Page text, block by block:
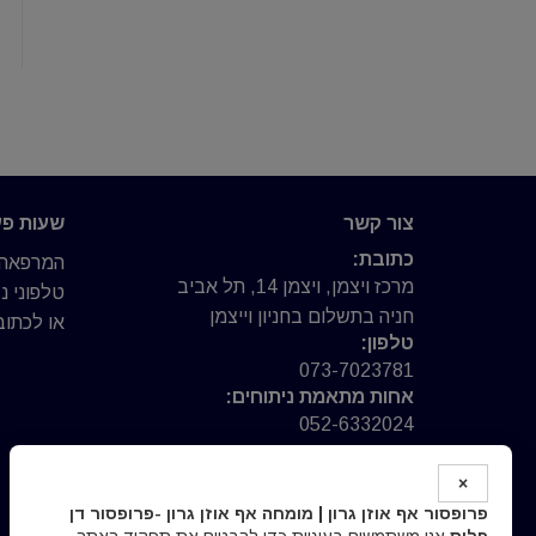
צור קשר
כתובת:
מרכז ויצמן, ויצמן 14, תל אביב
חניה בתשלום בחניון וייצמן
טלפון:
073-7023781
אחות מתאמת ניתוחים:
052-6332024
פקס:
אימייל:
clinic@prof-fliss.co.il
שעות
טלפוני
או
×
פרופסור אף אוזן גרון | מומחה אף אוזן גרון -פרופסור דן